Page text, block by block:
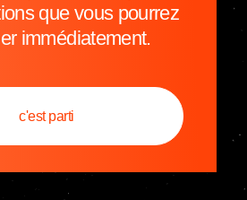
que vous pourrez
immédiatement.
c'est parti